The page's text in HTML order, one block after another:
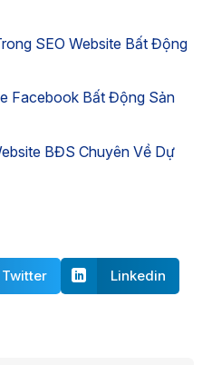
SEO Website Bất Động
Facebook Bất Động Sản
BĐS Chuyên Về Dự
Twitter Linkedin